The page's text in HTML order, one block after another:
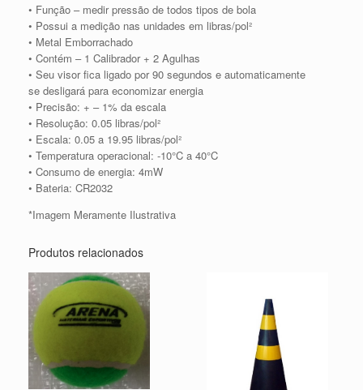
• Função – medir pressão de todos tipos de bola
• Possui a medição nas unidades em libras/pol²
• Metal Emborrachado
• Contém – 1 Calibrador + 2 Agulhas
• Seu visor fica ligado por 90 segundos e automaticamente
se desligará para economizar energia
• Precisão: + – 1% da escala
• Resolução: 0.05 libras/pol²
• Escala: 0.05 a 19.95 libras/pol²
• Temperatura operacional: -10°C a 40°C
• Consumo de energia: 4mW
• Bateria: CR2032
*Imagem Meramente Ilustrativa
Produtos relacionados